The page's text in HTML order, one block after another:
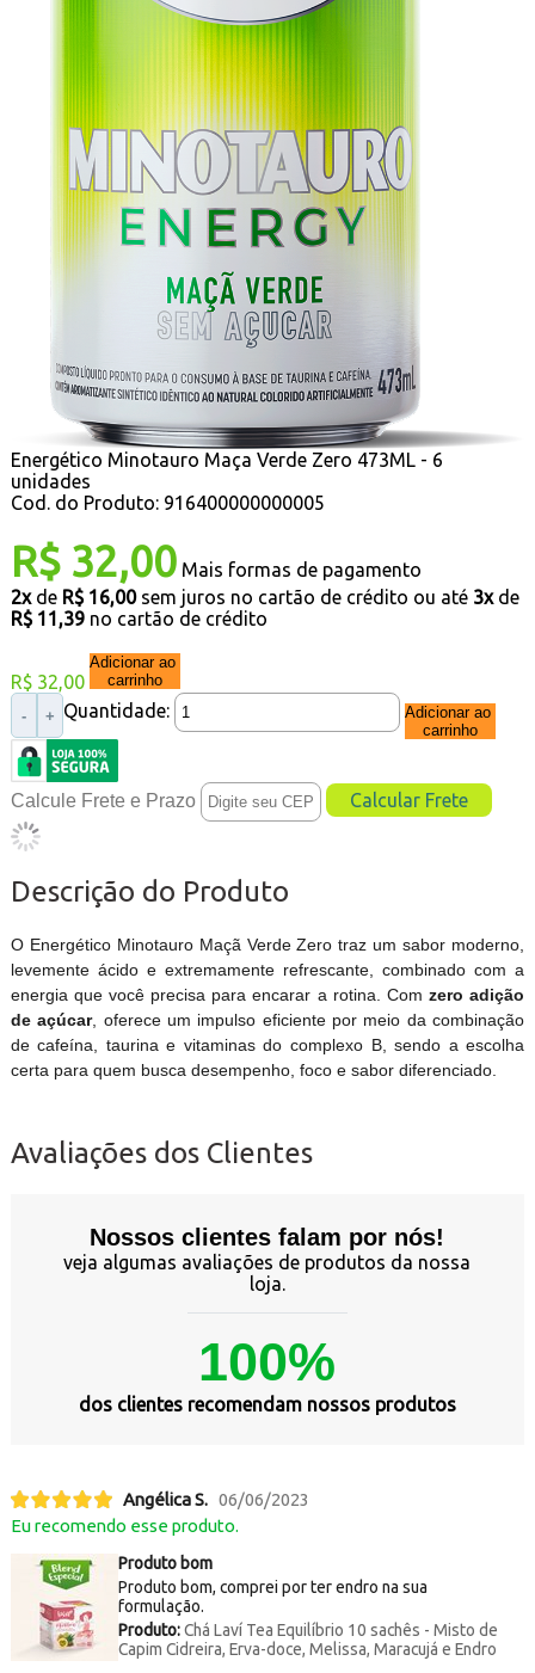
Energético Minotauro Maça Verde Zero 473ML - 6
unidades
Cod. do Produto: 916400000000005
R$ 32,00 Mais formas de pagamento
2xde R$ 16,00 sem juros no cartão de crédito ou até 3xde
R$ 11,39no cartão de crédito
R$ 32,00
Adicionar ao
carrinho
Quantidade:
- +
Adicionar ao
carrinho
Calcule Frete e Prazo
Descrição do Produto
O Energético Minotauro Maçã Verde Zero traz um sabor moderno,
levemente ácido e extremamente refrescante, combinado com a
energia que você precisa para encarar a rotina. Com zero adição
de açúcar, oferece um impulso eficiente por meio da combinação
de cafeína, taurina e vitaminas do complexo B, sendo a escolha
certa para quem busca desempenho, foco e sabor diferenciado.
Avaliações dos Clientes
Nossos clientes falam por nós!
veja algumas avaliações de produtos da nossa
loja.
100%
dos clientes recomendam nossos produtos
Angélica S. 06/06/2023
Eu recomendo esse produto.
Produto bom
Produto bom, comprei por ter endro na sua
formulação.
Produto:Chá Laví Tea Equilíbrio 10 sachês - Misto de
Capim Cidreira, Erva-doce, Melissa, Maracujá e Endro